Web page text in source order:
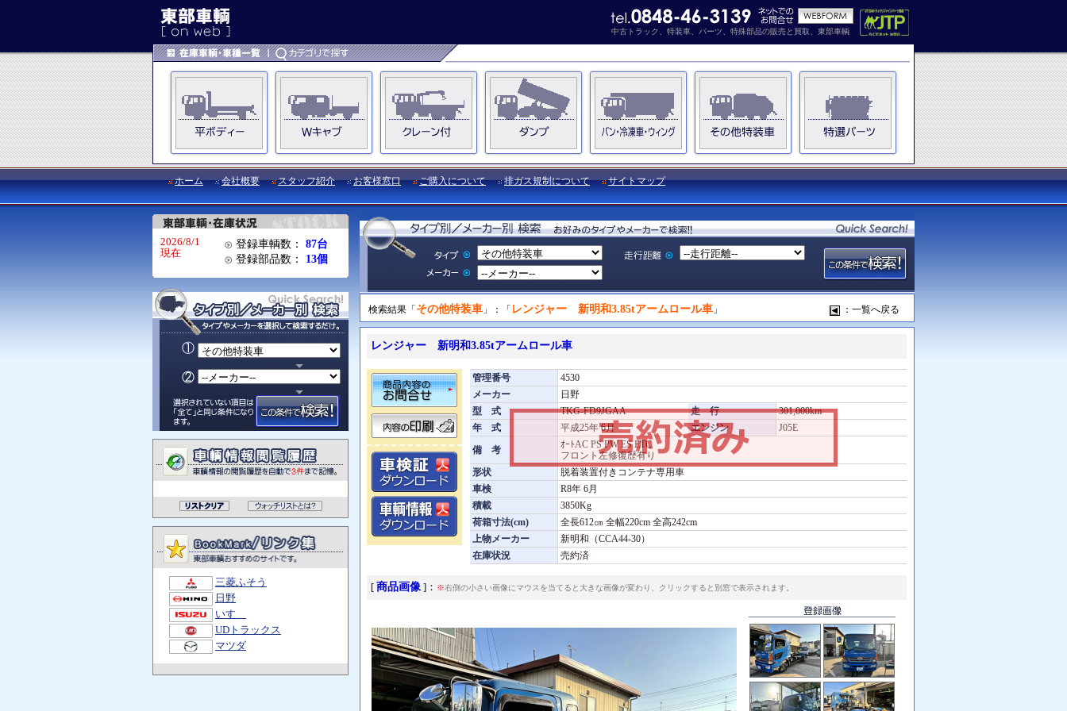
中古トラック、特装車、パーツ、特殊部品の販売と買取、東部車輌
ホーム 会社概要 スタッフ紹介 お客様窓口 ご購入について 排ガス規制について サイトマップ
2026/8/1
現在
登録車輌数：
87台
登録部品数：
13個
三菱ふそう
日野
いすゞ
UDトラックス
マツダ
検索結果「 その他特装車 」：「 レンジャー 新明和3.85tアームロール車 」 ：一覧へ戻る
レンジャー 新明和3.85tアームロール車
管理番号
4530
メーカー
日野
型 式
TKG-FD9JGAA 走 行
301,000km
年 式
平成25年 6月 エンジン
J05E
備 考
ｵｰﾄAC PS PW ES ETC
フロント左修復歴有り
形状
脱着装置付きコンテナ専用車
車検
R8年 6月
積載
3850Kg
荷箱寸法(cm)
全長612㎝ 全幅220cm 全高242cm
上物メーカー
新明和（CCA44-30）
在庫状況
売約済
[ 商品画像 ]： ※右側の小さい画像にマウスを当てると大きな画像が変わり、クリックすると別窓で表示されます。